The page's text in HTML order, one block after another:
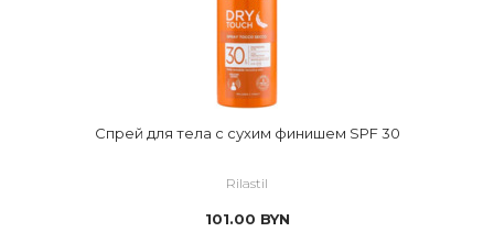
Спрей для тела с сухим финишем SPF 30
Rilastil
101.00 BYN